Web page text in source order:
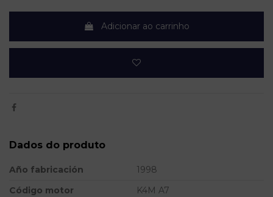
Adicionar ao carrinho
Dados do produto
Año fabricación
1998
Código motor
K4M A7